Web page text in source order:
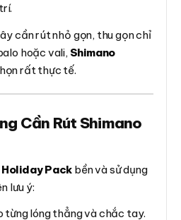
cần rút nhỏ gọn, thu gọn chỉ
hoặc vali, Shimano
rất thực tế.
Cần Rút Shimano
Holiday Pack bền và sử dụng
lưu ý:
từng lóng thẳng và chắc tay.